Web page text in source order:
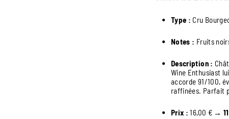
Type : Cru
Notes : Fruits
Description :
Wine Enthusiast
accorde 91/100,
raffinées. Parfait
Prix : 16,00 € →